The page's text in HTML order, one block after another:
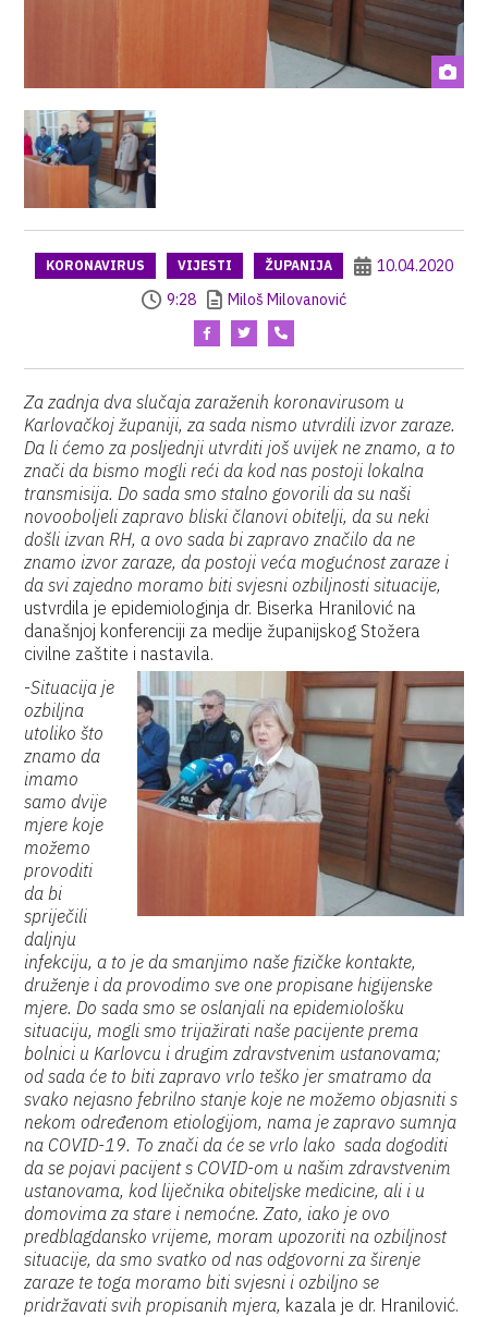
KORONAVIRUS VIJESTI ŽUPANIJA
10.04.2020
9:28
Miloš Milovanović
Za zadnja dva slučaja zaraženih koronavirusom u
Karlovačkoj županiji, za sada nismo utvrdili izvor zaraze.
Da li ćemo za posljednji utvrditi još uvijek ne znamo, a to
znači da bismo mogli reći da kod nas postoji lokalna
transmisija. Do sada smo stalno govorili da su naši
novooboljeli zapravo bliski članovi obitelji, da su neki
došli izvan RH, a ovo sada bi zapravo značilo da ne
znamo izvor zaraze, da postoji veća mogućnost zaraze i
da svi zajedno moramo biti svjesni ozbiljnosti situacije,
ustvrdila je epidemiologinja dr. Biserka Hranilović na
današnjoj konferenciji za medije županijskog Stožera
civilne zaštite i nastavila.
-Situacija je
ozbiljna
utoliko što
znamo da
imamo
samo dvije
mjere koje
možemo
provoditi
da bi
spriječili
daljnju
infekciju, a to je da smanjimo naše fizičke kontakte,
druženje i da provodimo sve one propisane higijenske
mjere. Do sada smo se oslanjali na epidemiološku
situaciju, mogli smo trijažirati naše pacijente prema
bolnici u Karlovcu i drugim zdravstvenim ustanovama;
od sada će to biti zapravo vrlo teško jer smatramo da
svako nejasno febrilno stanje koje ne možemo objasniti s
nekom određenom etiologijom, nama je zapravo sumnja
na COVID-19. To znači da će se vrlo lako sada dogoditi
da se pojavi pacijent s COVID-om u našim zdravstvenim
ustanovama, kod liječnika obiteljske medicine, ali i u
domovima za stare i nemoćne. Zato, iako je ovo
predblagdansko vrijeme, moram upozoriti na ozbiljnost
situacije, da smo svatko od nas odgovorni za širenje
zaraze te toga moramo biti svjesni i ozbiljno se
pridržavati svih propisanih mjera, kazala je dr. Hranilović.